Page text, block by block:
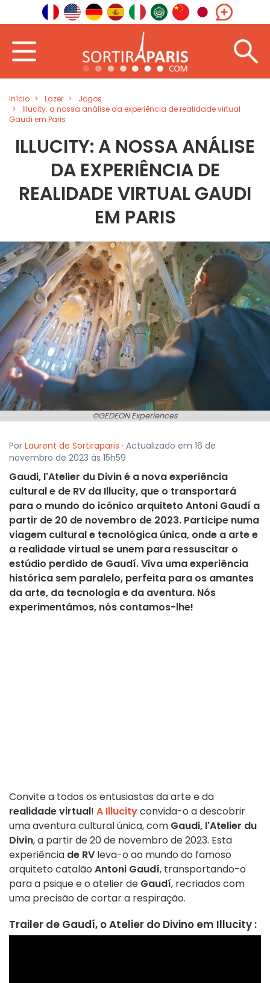
Início Lazer
Jogos
Illucity: a nossa análise da experiência de realidade virtual
Gaudi em Paris
ILLUCITY: A NOSSA ANÁLISE
DA EXPERIÊNCIA DE
REALIDADE VIRTUAL GAUDI
EM PARIS
©GEDEON Experiences
Por Laurent de Sortiraparis · Actualizado em 16 de
novembro de 2023 às 15h59
Gaudi, l'Atelier du Divin é a nova experiência
cultural e de RV da Illucity, que o transportará
para o mundo do icónico arquiteto Antoni Gaudí a
partir de 20 de novembro de 2023. Participe numa
viagem cultural e tecnológica única, onde a arte e
a realidade virtual se unem para ressuscitar o
estúdio perdido de Gaudí. Viva uma experiência
histórica sem paralelo, perfeita para os amantes
da arte, da tecnologia e da aventura. Nós
experimentámos, nós contamos-lhe!
Convite a todos os entusiastas da arte e da
realidade virtual! A Illucityconvida-o a descobrir
uma aventura cultural única, com Gaudi, l'Atelier du
Divin, a partir de 20 de novembro de 2023. Esta
experiência de RV leva-o ao mundo do famoso
arquiteto catalão Antoni Gaudí, transportando-o
para a psique e o atelier de Gaudí, recriados com
uma precisão de cortar a respiração.
Trailer de Gaudí, o Atelier do Divino em Illucity :